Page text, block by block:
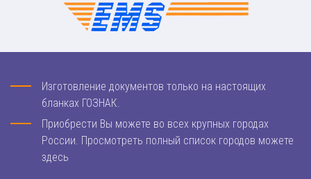
Изготовление документов только на настоящих
бланках ГОЗНАК.
Приобрести Вы можете во всех крупных городах
России. Просмотреть полный список городов можете
здесь